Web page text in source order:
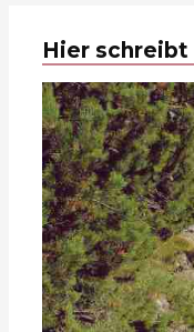
Hier schreibt